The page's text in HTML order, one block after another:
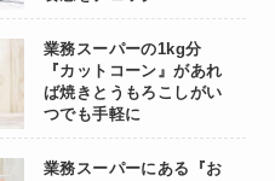
業務スーパーの1kg分
『カットコーン』があれ
ば焼きとうもろこしがい
つでも手軽に
業務スーパーにある『お